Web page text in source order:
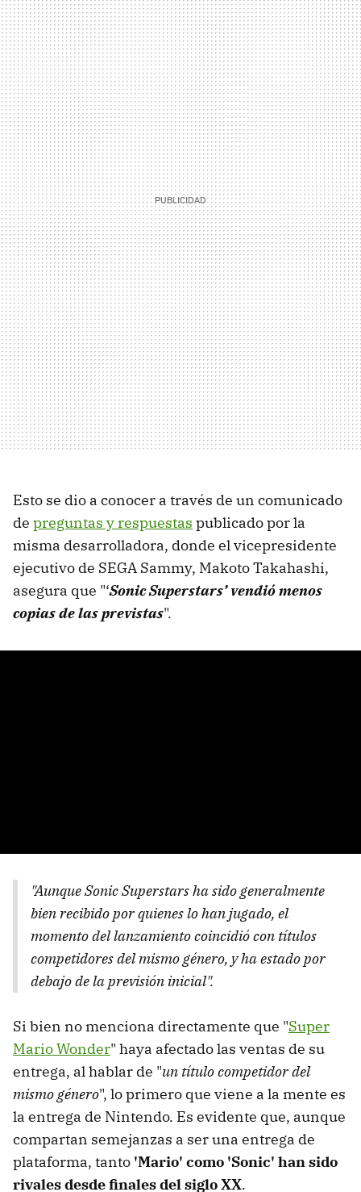
Esto se dio a conocer a través de un comunicado
de preguntas y respuestas publicado por la
misma desarrolladora, donde el vicepresidente
ejecutivo de SEGA Sammy, Makoto Takahashi,
asegura que "‘Sonic Superstars’ vendió menos
copias de las previstas".
"Aunque Sonic Superstars ha sido generalmente
bien recibido por quienes lo han jugado, el
momento del lanzamiento coincidió con títulos
competidores del mismo género, y ha estado por
debajo de la previsión inicial".
Si bien no menciona directamente que "Super
Mario Wonder" haya afectado las ventas de su
entrega, al hablar de "un título competidor del
mismo género", lo primero que viene a la mente es
la entrega de Nintendo. Es evidente que, aunque
compartan semejanzas a ser una entrega de
plataforma, tanto 'Mario' como 'Sonic' han sido
rivales desde finales del siglo XX.